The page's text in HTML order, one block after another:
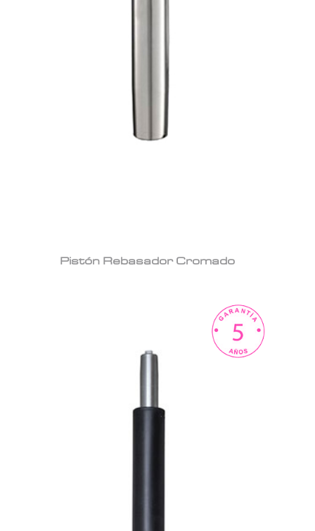
Pistón Rebasador Cromado